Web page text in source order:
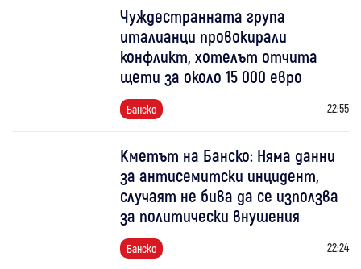
Чуждестранната група
италианци провокирали
конфликт, хотелът отчита
щети за около 15 000 евро
Банско 22:55
Кметът на Банско: Няма данни
за антисемитски инцидент,
случаят не бива да се използва
за политически внушения
Банско 22:24